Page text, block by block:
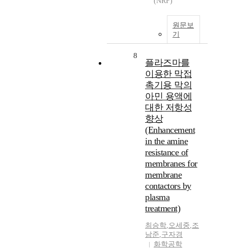
원문보
기
8
플라즈마를
이용한 막접
촉기용 막의
아민 용액에
대한 저항성
향상
(Enhancement
in the amine
resistance of
membranes for
membrane
contactors by
plasma
treatment)
최승학,오세중,조
남준,구자경
화학공학